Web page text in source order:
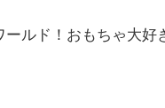
ールド！おもちゃ大好